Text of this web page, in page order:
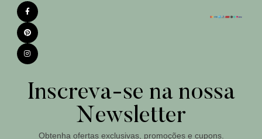
Inscreva-se na nossa
Newsletter
Obtenha ofertas exclusivas, promoções e cupons.